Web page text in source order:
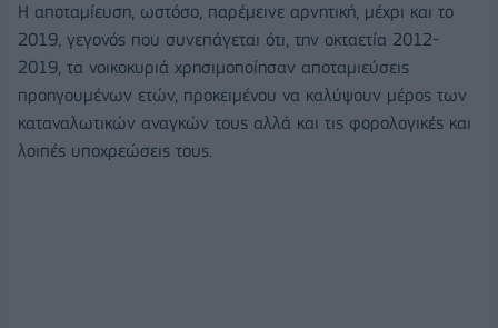
Η αποταμίευση, ωστόσο, παρέμεινε αρνητική, μέχρι και το
2019, γεγονός που συνεπάγεται ότι, την οκταετία 2012-
2019, τα νοικοκυριά χρησιμοποίησαν αποταμιεύσεις
προηγουμένων ετών, προκειμένου να καλύψουν μέρος των
καταναλωτικών αναγκών τους αλλά και τις φορολογικές και
λοιπές υποχρεώσεις τους.